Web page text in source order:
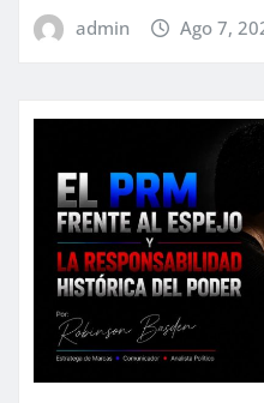
admin Ago 7,